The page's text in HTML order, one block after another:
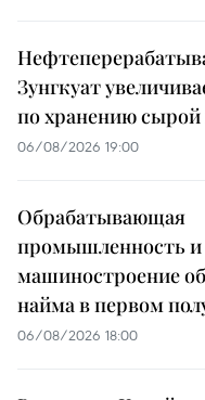
Зунгкуат
по хранению сырой
06/08/2026 19:00
Обрабатывающая
промышленность и
машиностроение
найма в первом
06/08/2026 18:00